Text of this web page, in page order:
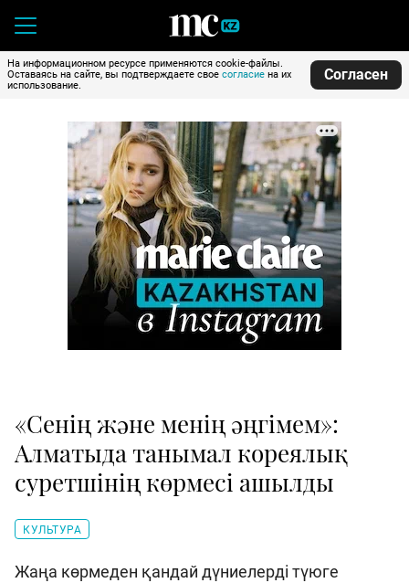
На информационном ресурсе применяются cookie-файлы.
Оставаясь на сайте, вы подтверждаете свое согласие на их
использование.
Согласен
«Сенің және менің әңгімем»:
Алматыда танымал кореялық
суретшінің көрмесі ашылды
КУЛЬТУРА
Жаңа көрмеден қандай дүниелерді түюге